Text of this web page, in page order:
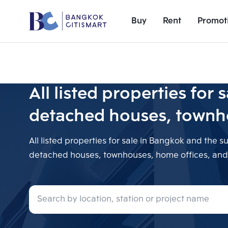
Buy Rent
All listed properties for
detached houses,
All listed properties for sale in Bangkok and the
detached houses, townhouses, home offices,
Add comparative units
Number 1